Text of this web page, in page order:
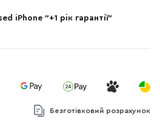
iPhone "+1 рік гарантії"
Безготівковий розрахунок